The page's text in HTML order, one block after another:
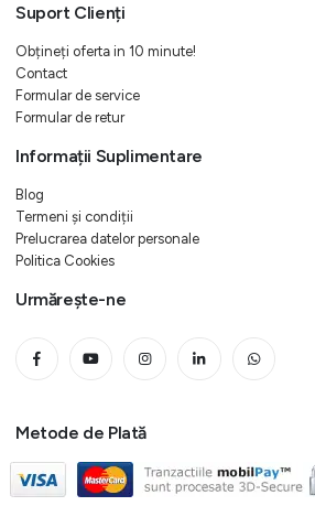
Suport Clienți
Obțineți oferta in 10 minute!
Contact
Formular de service
Formular de retur
Informații Suplimentare
Blog
Termeni și condiții
Prelucrarea datelor personale
Politica Cookies
Urmărește-ne
Metode de Plată